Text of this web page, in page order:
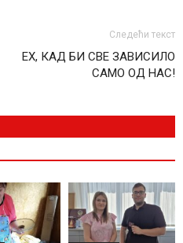
Следећи текст
ЕХ, КАД БИ СВЕ ЗАВИСИЛО
САМО ОД НАС!